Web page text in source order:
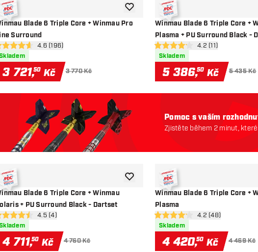
Blade 6 Triple Core + Winmau Pro
Surround
otevřít panel recenzí
hodnoticí hvězdičky
4.6 (196)
3 721,50 Kč 3 770 Kč
Přidat do seznamu přání
Winmau Blade 6 Triple Core +
Plasma + PU Surround Black -
otevřít panel recenzí
4.2 hodnoticí hvězdičky
4.2 (11)
Skladem
5 386,50 Kč 5 435 Kč
Blade 6 Triple Core + Winmau
+ PU Surround Black - Dartset
otevřít panel recenzí
hodnoticí hvězdičky
4.5 (4)
4 711,50 Kč 4 760 Kč
Přidat do seznamu přání
Winmau Blade 6 Triple Core +
Plasma
otevřít panel recenzí
4.2 hodnoticí hvězdičky
4.2 (48)
Skladem
4 420,50 Kč 4 469 Kč
Pomoc s vaším
Zjistěte během 2 minut,